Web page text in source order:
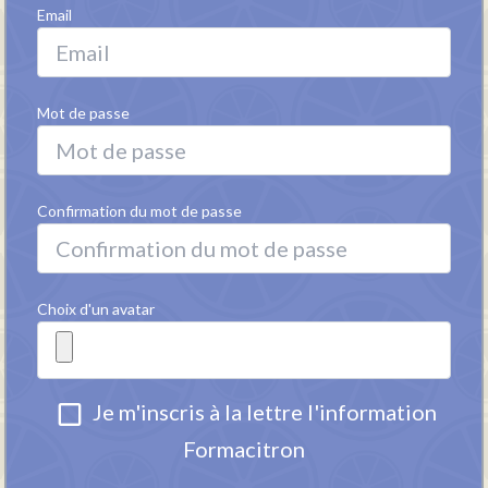
CONFIDENTIALITE
MENTIONS
Email
Mot de passe
Confirmation du mot de passe
Choix d'un avatar
Je m'inscris à la lettre l'information
Formacitron